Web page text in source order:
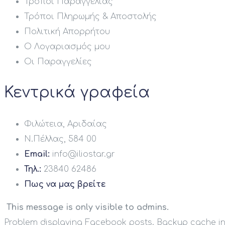
Τρόποι Πληρωμής & Αποστολής
Πολιτική Απορρήτου
Ο Λογαριασμός μου
Οι Παραγγελίες
Κεντρικά γραφεία
Φιλώτεια, Αριδαίας
Ν.Πέλλας, 584 00
Email: info@iliostar.gr
Τηλ.: 23840 62486
Πως να μας βρείτε
This message is only visible to admins.
Problem displaying Facebook posts. Backup cache